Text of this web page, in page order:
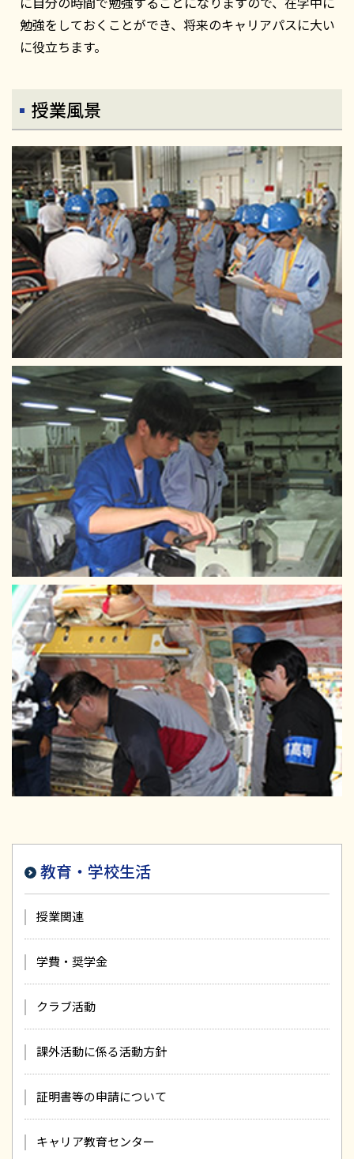
勉強をしておくことができ、将来のキャリアパスに大い
に役立ちます。
授業風景
教育・学校生活
授業関連
学費・奨学金
クラブ活動
課外活動に係る活動方針
証明書等の申請について
キャリア教育センター